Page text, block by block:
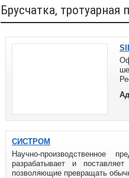
Брусчатка,
СИСТРОМ
Научно-
разрабатывает и
позволяющие превращать